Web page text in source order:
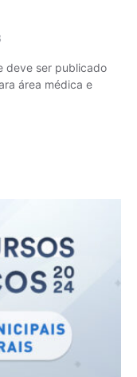
deve ser publicado
área médica e